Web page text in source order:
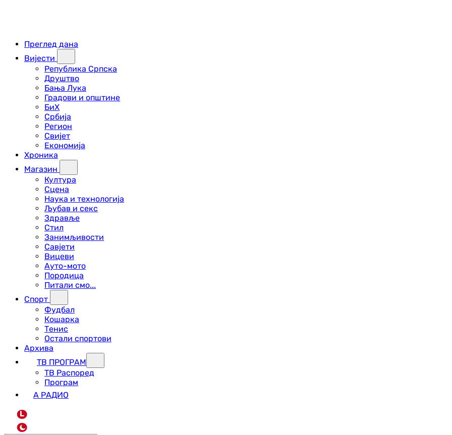
Преглед дана
Вијести
Република Српска
Друштво
Бања Лука
Градови и општине
БиХ
Србија
Регион
Свијет
Економија
Хроника
Магазин
Култура
Сцена
Наука и технологија
Љубав и секс
Здравље
Стил
Занимљивости
Савјети
Вицеви
Ауто-мото
Породица
Питали смо...
Спорт
Фудбал
Кошарка
Тенис
Остали спортови
Архива
ТВ ПРОГРАМ
ТВ Распоред
Програм
А РАДИО
L